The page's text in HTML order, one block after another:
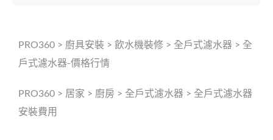
PRO360 > 廚具安裝 > 飲水機裝修 > 全戶式濾水器 > 全
戶式濾水器-價格行情
PRO360 > 居家 > 廚房 > 全戶式濾水器 > 全戶式濾水器
安裝費用